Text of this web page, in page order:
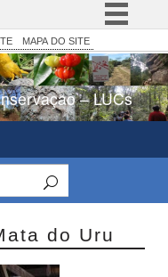
Simplifique!
Comunica BR
Participe
Legislação
Canais
MAPA DO SITE
– LUCs
do Uru